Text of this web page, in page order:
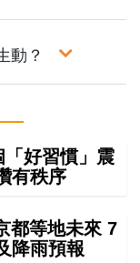
動？
好習慣」震
有秩序
都等地未來 7
降雨預報